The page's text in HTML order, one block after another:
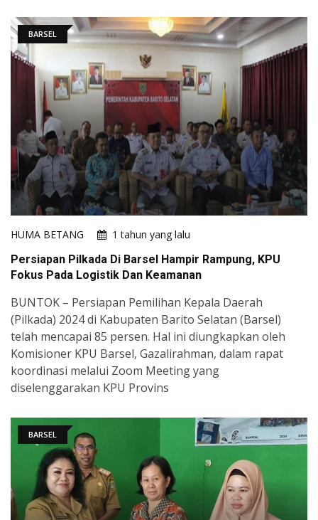
BARSEL
HUMA BETANG
1 tahun yang lalu
Persiapan Pilkada Di Barsel Hampir Rampung, KPU
Fokus Pada Logistik Dan Keamanan
BUNTOK – Persiapan Pemilihan Kepala Daerah
(Pilkada) 2024 di Kabupaten Barito Selatan (Barsel)
telah mencapai 85 persen. Hal ini diungkapkan oleh
Komisioner KPU Barsel, Gazalirahman, dalam rapat
koordinasi melalui Zoom Meeting yang
diselenggarakan KPU Provins
BARSEL